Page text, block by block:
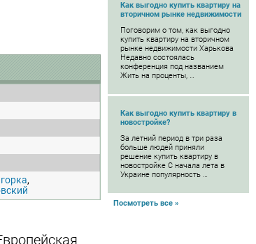
Как выгодно купить квартиру на
вторичном рынке недвижимости
Поговорим о том, как выгодно
купить квартиру на вторичном
рынке недвижимости Харькова
Недавно состоялась
конференция под названием
Жить на проценты, …
Как выгодно купить квартиру в
новостройке?
За летний период в три раза
больше людей приняли
решение купить квартиру в
новостройке С начала лета в
Украине популярность …
Посмотреть все »
,